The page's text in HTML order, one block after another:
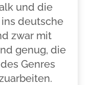
und die
deutsche
zwar mit
genug, die
Genres